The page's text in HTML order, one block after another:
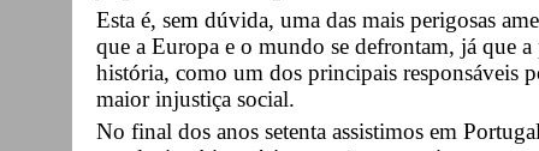
Esta é, sem dúvida, uma das mais perigosas
que a Europa e o mundo se defrontam, já que
história, como um dos principais responsáveis
maior injustiça social.
No final dos anos setenta assistimos em